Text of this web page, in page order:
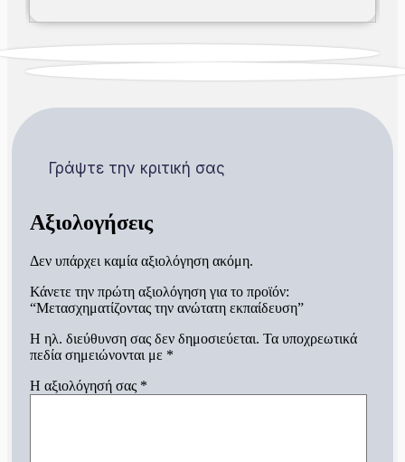
Γράψτε την κριτική σας
Αξιολογήσεις
Δεν υπάρχει καμία αξιολόγηση ακόμη.
Κάνετε την πρώτη αξιολόγηση για το προϊόν:
“Μετασχηματίζοντας την ανώτατη εκπαίδευση”
Η ηλ. διεύθυνση σας δεν δημοσιεύεται. Τα υποχρεωτικά
πεδία σημειώνονται με *
Η αξιολόγησή σας *